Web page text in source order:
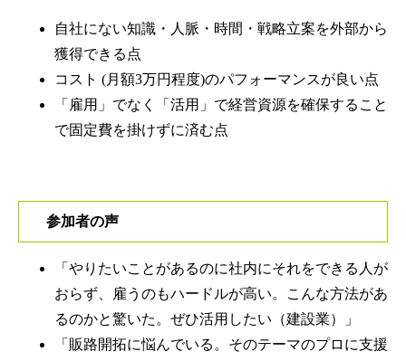
自社にない知識・人脈・時間・戦略立案を外部から
獲得できる点
コスト (月額3万円程度)のパフォーマンスが良い点
「雇用」でなく「活用」で経営資源を確保すること
で固定費を掛けずに済む点
参加者の声
「やりたいことがあるのに社内にそれをできる人が
おらず、雇うのもハードルが高い。こんな方法があ
るのかと驚いた。ぜひ活用したい（建設業）」
「販路開拓に悩んでいる。そのテーマのプロに支援